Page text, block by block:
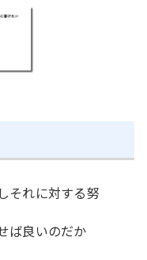
それに対する努
ば良いのだか